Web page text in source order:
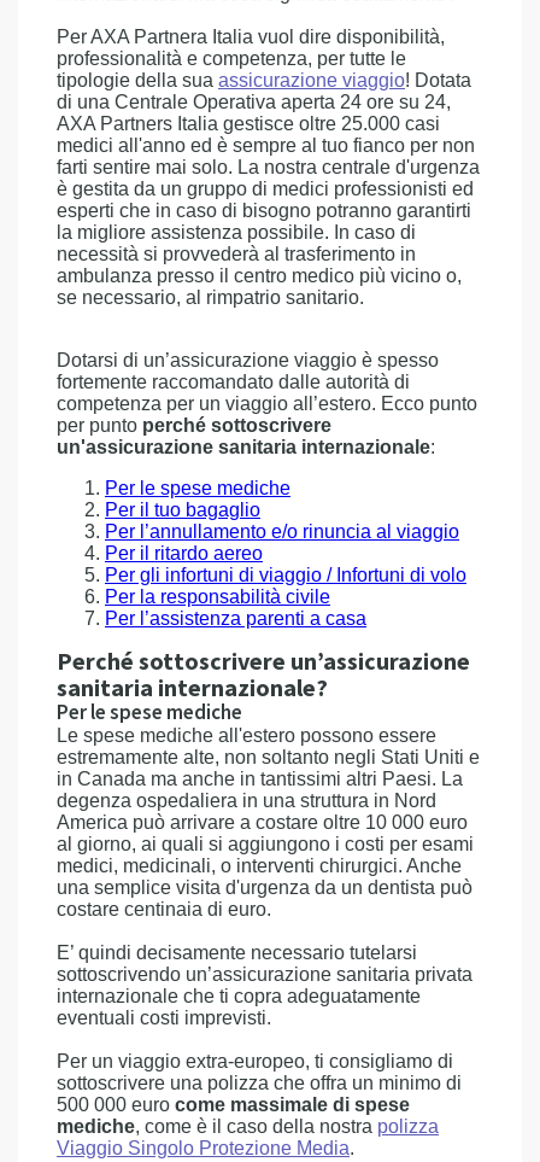
Per AXA Partnera Italia vuol dire disponibilità,
professionalità e competenza, per tutte le
tipologie della sua assicurazione viaggio! Dotata
di una Centrale Operativa aperta 24 ore su 24,
AXA Partners Italia gestisce oltre 25.000 casi
medici all'anno ed è sempre al tuo fianco per non
farti sentire mai solo. La nostra centrale d'urgenza
è gestita da un gruppo di medici professionisti ed
esperti che in caso di bisogno potranno garantirti
la migliore assistenza possibile. In caso di
necessità si provvederà al trasferimento in
ambulanza presso il centro medico più vicino o,
se necessario, al rimpatrio sanitario.
Dotarsi di un’assicurazione viaggio è spesso
fortemente raccomandato dalle autorità di
competenza per un viaggio all’estero. Ecco punto
per punto perché sottoscrivere
un'assicurazione sanitaria internazionale:
Per le spese mediche
Per il tuo bagaglio
Per l’annullamento e/o rinuncia al viaggio
Per il ritardo aereo
Per gli infortuni di viaggio / Infortuni di volo
Per la responsabilità civile
Per l’assistenza parenti a casa
Perché sottoscrivere un’assicurazione
sanitaria internazionale?
Per le spese mediche
Le spese mediche all'estero possono essere
estremamente alte, non soltanto negli Stati Uniti e
in Canada ma anche in tantissimi altri Paesi. La
degenza ospedaliera in una struttura in Nord
America può arrivare a costare oltre 10 000 euro
al giorno, ai quali si aggiungono i costi per esami
medici, medicinali, o interventi chirurgici. Anche
una semplice visita d'urgenza da un dentista può
costare centinaia di euro.
E’ quindi decisamente necessario tutelarsi
sottoscrivendo un’assicurazione sanitaria privata
internazionale che ti copra adeguatamente
eventuali costi imprevisti.
Per un viaggio extra-europeo, ti consigliamo di
sottoscrivere una polizza che offra un minimo di
500 000 euro come massimale di spese
mediche, come è il caso della nostra polizza
Viaggio Singolo Protezione Media.